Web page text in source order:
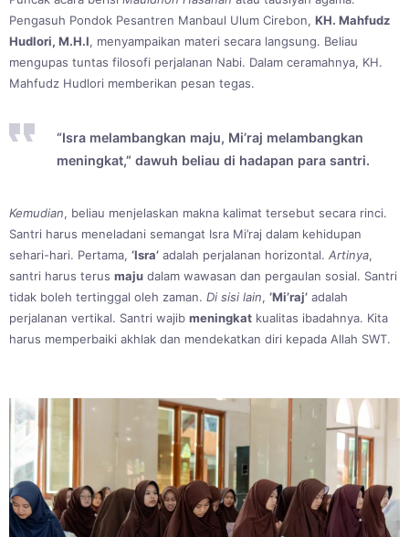
Pengasuh Pondok Pesantren Manbaul Ulum Cirebon, KH. Mahfudz
Hudlori, M.H.I, menyampaikan materi secara langsung. Beliau
mengupas tuntas filosofi perjalanan Nabi. Dalam ceramahnya, KH.
Mahfudz Hudlori memberikan pesan tegas.
“Isra melambangkan maju, Mi’raj melambangkan
meningkat,” dawuh beliau di hadapan para santri.
Kemudian, beliau menjelaskan makna kalimat tersebut secara rinci.
Santri harus meneladani semangat Isra Mi’raj dalam kehidupan
sehari-hari. Pertama, ‘Isra’ adalah perjalanan horizontal. Artinya,
santri harus terus maju dalam wawasan dan pergaulan sosial. Santri
tidak boleh tertinggal oleh zaman. Di sisi lain, ‘Mi’raj’ adalah
perjalanan vertikal. Santri wajib meningkat kualitas ibadahnya. Kita
harus memperbaiki akhlak dan mendekatkan diri kepada Allah SWT.